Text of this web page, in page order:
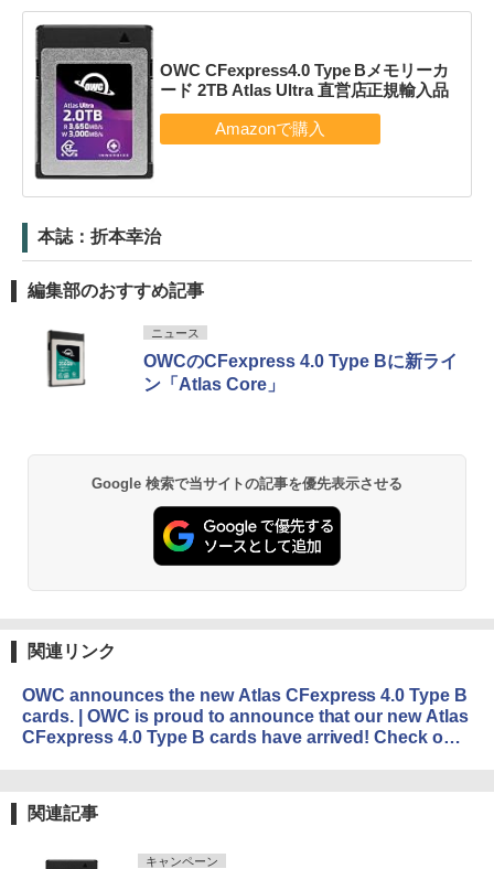
OWC CFexpress4.0 Type Bメモリーカ
ード 2TB Atlas Ultra 直営店正規輸入品
本誌：折本幸治
編集部のおすすめ記事
ニュース
OWCのCFexpress 4.0 Type Bに新ライ
ン「Atlas Core」
Google 検索で当サイトの記事を優先表示させる
関連リンク
OWC announces the new Atlas CFexpress 4.0 Type B
cards. | OWC is proud to announce that our new Atlas
CFexpress 4.0 Type B cards have arrived! Check out
関連記事
キャンペーン